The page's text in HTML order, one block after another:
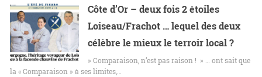
Côte d’Or – deux fois 2 étoiles
Loiseau/Frachot … lequel des deux
célèbre le mieux le terroir local ?
» Comparaison, n’est pas raison ! » … ont sait que
la « Comparaison » à ses limites,…